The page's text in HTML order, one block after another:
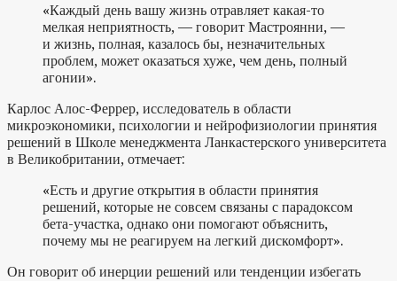
«Каждый день вашу жизнь отравляет какая-то
мелкая неприятность, — говорит Мастроянни, —
и жизнь, полная, казалось бы, незначительных
проблем, может оказаться хуже, чем день, полный
агонии».
Карлос Алос-Феррер, исследователь в области
микроэкономики, психологии и нейрофизиологии принятия
решений в Школе менеджмента Ланкастерского университета
в Великобритании, отмечает:
«Есть и другие открытия в области принятия
решений, которые не совсем связаны с парадоксом
бета-участка, однако они помогают объяснить,
почему мы не реагируем на легкий дискомфорт».
Он говорит об инерции решений или тенденции избегать